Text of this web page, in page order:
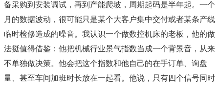
备采购到安装调试，再到产能爬坡，周期起码是半年起。一个
月的数据波动，很可能只是某个大客户集中交付或者某条产线
临时检修造成的噪音。我认识一个做数控机床的老板，他的做
法挺值得借鉴：他把机械行业景气指数当成一个背景音，从来
不单独做决策。他会把这个指数和他自己的在手订单、询盘
量、甚至车间加班时长放在一起看。他说，只有四个信号同时